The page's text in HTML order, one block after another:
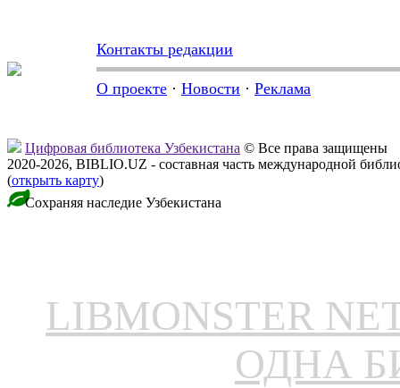
Контакты редакции
О проекте · Новости · Реклама
Цифровая библиотека Узбекистана © Все права защищены
2020-2026, BIBLIO.UZ - составная часть международной
(открыть карту)
Сохраняя наследие Узбекистана
LIBMONSTER
ОДНА